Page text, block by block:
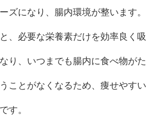
ズになり、腸内環境が整います。
、必要な栄養素だけを効率良く吸
り、いつまでも腸内に食べ物がた
ことがなくなるため、痩せやすい
す。